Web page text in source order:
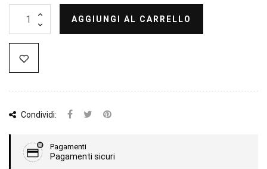
AGGIUNGI AL CARRELLO
Condividi:
Pagamenti
Pagamenti sicuri